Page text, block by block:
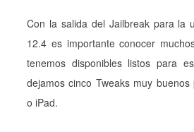
Con la salida del Jailbreak para la
12.4 es importante conocer
tenemos disponibles listos para
dejamos cinco Tweaks muy
o iPad.